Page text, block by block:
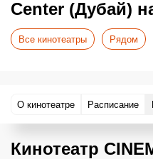
Center (Дубай)
Все кинотеатры Рядом
О кинотеатре Расписание
Кинотеатр